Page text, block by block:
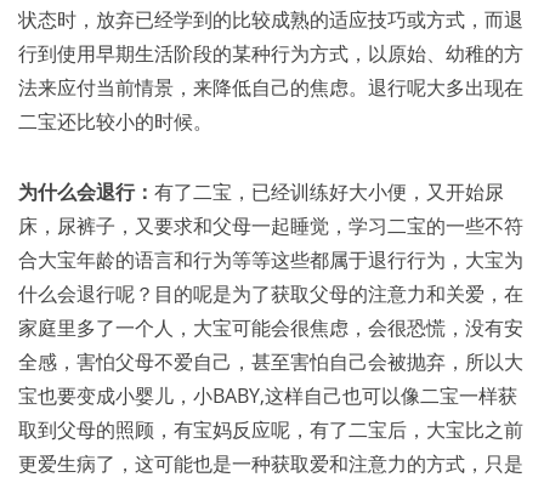
状态时，放弃已经学到的比较成熟的适应技巧或方式，而退
行到使用早期生活阶段的某种行为方式，以原始、幼稚的方
法来应付当前情景，来降低自己的焦虑。退行呢大多出现在
二宝还比较小的时候。
为什么会退行： 有了二宝，已经训练好大小便，又开始尿
床，尿裤子，又要求和父母一起睡觉，学习二宝的一些不符
合大宝年龄的语言和行为等等这些都属于退行行为，大宝为
什么会退行呢？目的呢是为了获取父母的注意力和关爱，在
家庭里多了一个人，大宝可能会很焦虑，会很恐慌，没有安
全感，害怕父母不爱自己，甚至害怕自己会被抛弃，所以大
宝也要变成小婴儿，小BABY,这样自己也可以像二宝一样获
取到父母的照顾，有宝妈反应呢，有了二宝后，大宝比之前
更爱生病了，这可能也是一种获取爱和注意力的方式，只是